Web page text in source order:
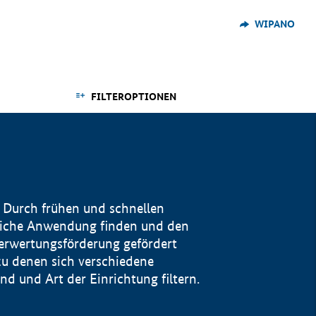
WIPANO
FILTEROPTIONEN
frühen und schnellen
Anwendung finden und den
gefördert
denen sich verschiedene
und Art der Einrichtung filtern.